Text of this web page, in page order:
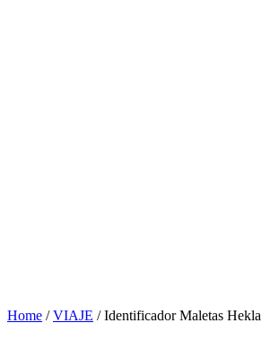
Home /VIAJE / Identificador Maletas Hekla